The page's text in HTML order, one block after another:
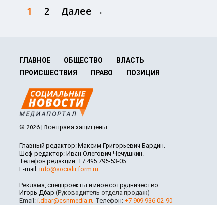
1 2 Далее →
ГЛАВНОЕ ОБЩЕСТВО
ВЛАСТЬ
ПРОИСШЕСТВИЯ
ПРАВО ПОЗИЦИЯ
© 2026 | Все права защищены
Главный редактор: Максим Григорьевич Бардин.
Шеф-редактор: Иван Олегович Чечушкин.
Телефон редакции: +7 495 795-53-05
E-mail: info@socialinform.ru
Реклама, спецпроекты и иное сотрудничество:
Игорь Дбар (Руководитель отдела продаж)
Email: i.dbar@osnmedia.ru Телефон: +7 909 936-02-90